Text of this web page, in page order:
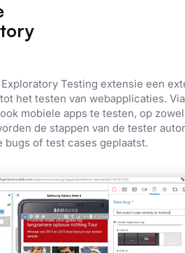
Testing extensie een
het testen van webapplicaties.
mobiele apps te testen, op
de stappen van de tester
bugs of test cases geplaatst.